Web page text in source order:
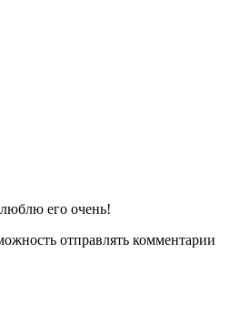
его очень!
отправлять комментарии